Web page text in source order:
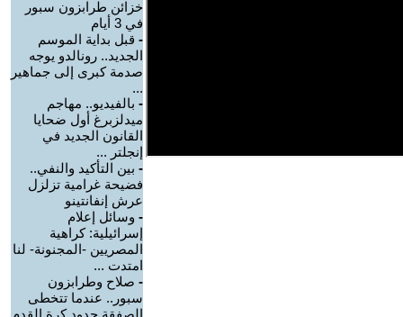
خزائن طرابزون سبور
في 3 أيام
- قبل بداية الموسم
الجديد.. رونالدو يوجه
صدمة كبرى إلى جماهير
...
- بالفيديو.. مهاجم
ميدلزبرغ أول ضحايا
القانون الجديد في
إنجلتر ...
- بين التأكيد والنفي..
فضيحة غرامية تزلزل
عرش إنفانتينو
- وسائل إعلام
إسرائيلية: كراهية
المصريين -المجنونة- لنا
امتدت ...
- صلاح وطرابزون
سبور.. عندما تتخطى
الصفقة حدود كرة القدم